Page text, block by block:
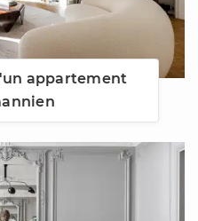
appartement